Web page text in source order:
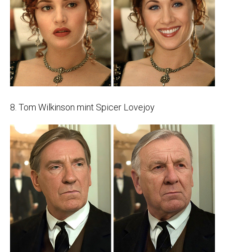
8. Tom Wilkinson mint Spicer Lovejoy